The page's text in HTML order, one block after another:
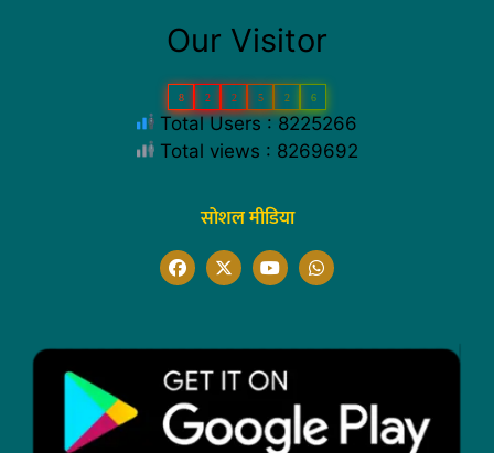
Our Visitor
8 2 2 5 2 6
Total Users : 8225266
Total views : 8269692
सोशल मीडिया